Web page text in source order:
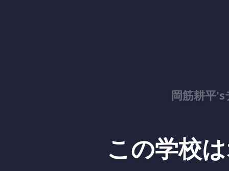
岡筋耕平
この学校